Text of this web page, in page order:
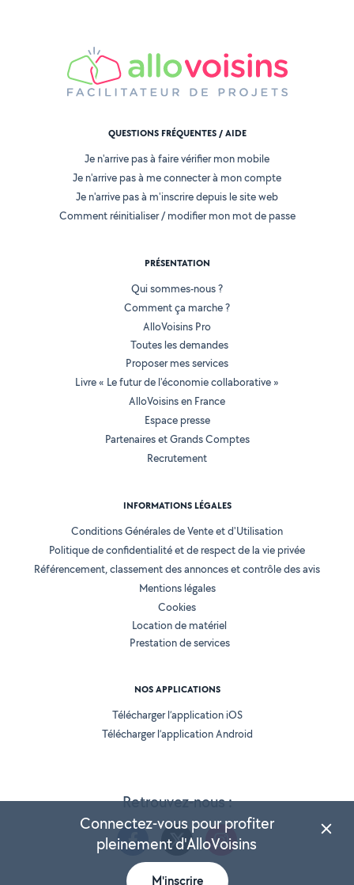
Retrouvez-nous :
QUESTIONS FRÉQUENTES / AIDE
Je n'arrive pas à faire vérifier mon mobile
Je n'arrive pas à me connecter à mon compte
Je n'arrive pas à m'inscrire depuis le site web
Comment réinitialiser / modifier mon mot de passe
PRÉSENTATION
Qui sommes-nous ?
Comment ça marche ?
AlloVoisins Pro
Toutes les demandes
Proposer mes services
Livre « Le futur de l'économie collaborative »
AlloVoisins en France
Espace presse
Partenaires et Grands Comptes
Recrutement
INFORMATIONS LÉGALES
Conditions Générales de Vente et d'Utilisation
Politique de confidentialité et de respect de la vie privée
Référencement, classement des annonces et contrôle des avis
Mentions légales
Cookies
Location de matériel
Prestation de services
NOS APPLICATIONS
Télécharger l’application iOS
Télécharger l’application Android
Connectez-vous pour profiter
pleinement d'AlloVoisins
M'inscrire